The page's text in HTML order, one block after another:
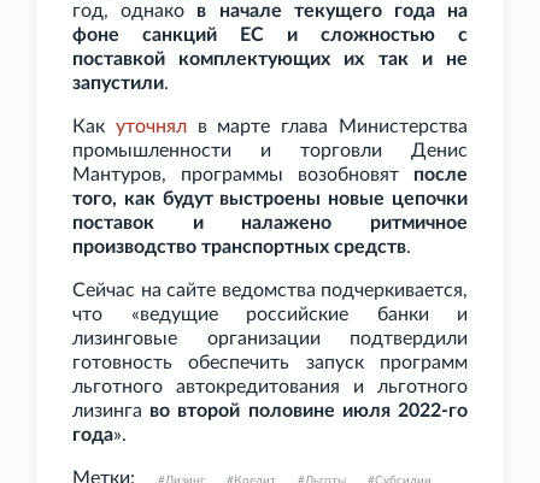
год, однако в начале текущего года на
фоне санкций ЕС и сложностью с
поставкой комплектующих их так и не
запустили.
Как уточнялв марте глава Министерства
промышленности и торговли Денис
Мантуров, программы возобновят после
того, как будут выстроены новые цепочки
поставок и налажено ритмичное
производство транспортных средств.
Сейчас на сайте ведомства подчеркивается,
что «ведущие российские банки и
лизинговые организации подтвердили
готовность обеспечить запуск программ
льготного автокредитования и льготного
лизинга во второй половине июля 2022-го
года».
Метки: